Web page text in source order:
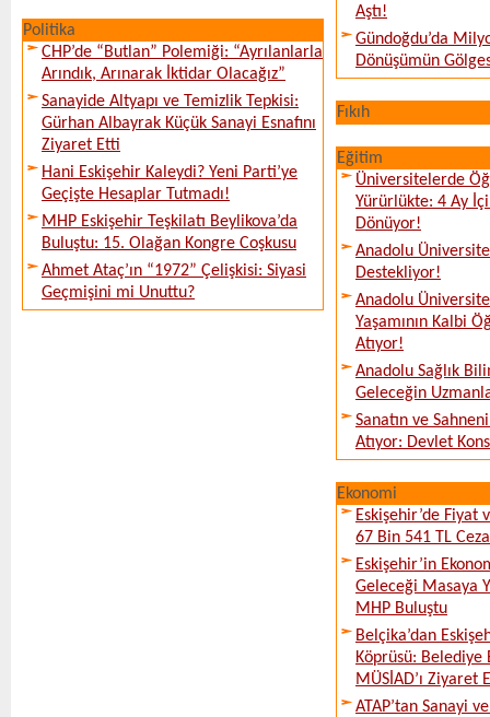
Politika
CHP’de “Butlan” Polemiği: “Ayrılanlarla
Arındık, Arınarak İktidar Olacağız”
Sanayide Altyapı ve Temizlik Tepkisi:
Gürhan Albayrak Küçük Sanayi Esnafını
Ziyaret Etti
Hani Eskişehir Kaleydi? Yeni Parti’ye
Geçişte Hesaplar Tutmadı!
MHP Eskişehir Teşkilatı Beylikova’da
Buluştu: 15. Olağan Kongre Coşkusu
Ahmet Ataç’ın “1972” Çelişkisi: Siyasi
Geçmişini mi Unuttu?
Aştı!
Gündoğdu’da
Dönüşümün
Fıkıh
Eğitim
Üniversitelerde
Yürürlükte: 4 Ay
Dönüyor!
Anadolu
Destekliyor!
Anadolu
Yaşamının Kalbi
Atıyor!
Anadolu Sağlık
Geleceğin
Sanatın ve
Atıyor: Devlet
Ekonomi
Eskişehir’de Fiyat
67 Bin 541 TL
Eskişehir’in
Geleceği Masaya
MHP Buluştu
Belçika’dan
Köprüsü: Belediye
MÜSİAD’ı Ziyaret
ATAP’tan Sanayi